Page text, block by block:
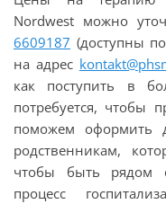
Nordwest можно
6609187 (доступны по
на адрес
как поступить в
потребуется, чтобы
поможем оформить
родственникам,
чтобы быть рядом
процесс